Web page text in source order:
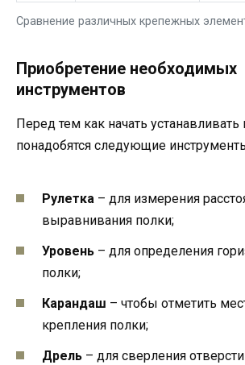
Сравнение различных крепежных
Приобретение необходимых
инструментов
Перед тем как начать
понадобятся следующие
Рулетка – для измерения
выравнивания полки;
Уровень – для определения
полки;
Карандаш – чтобы отметить
крепления полки;
Дрель – для сверления